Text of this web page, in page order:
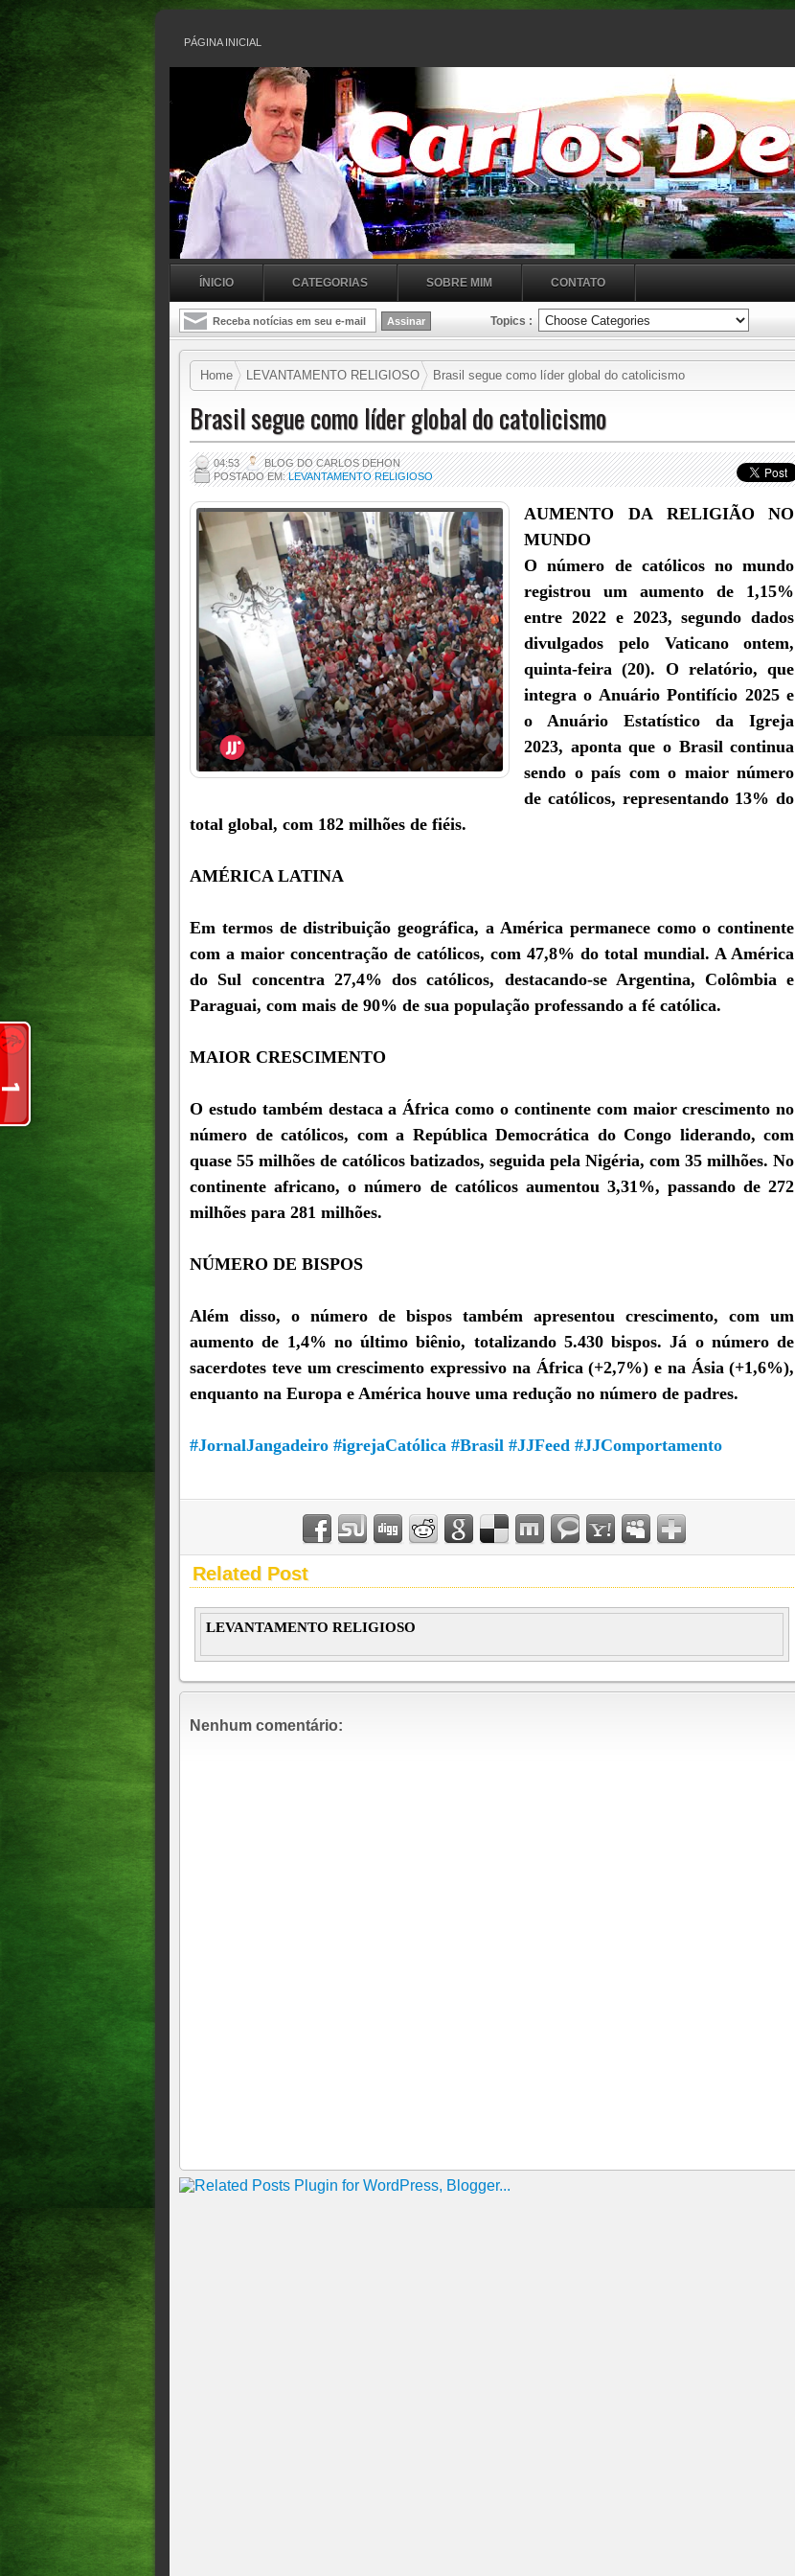
PÁGINA INICIAL
ÍNICIO CATEGORIAS SOBRE MIM CONTATO
Topics :
Home LEVANTAMENTO RELIGIOSO Brasil segue como líder global do catolicismo
Brasil segue como líder global do catolicismo
04:53
BLOG DO CARLOS DEHON
POSTADO EM:LEVANTAMENTO RELIGIOSO
AUMENTO DA RELIGIÃO NO
MUNDO
O número de católicos no mundo
registrou um aumento de 1,15%
entre 2022 e 2023, segundo dados
divulgados pelo Vaticano ontem,
quinta-feira (20). O relatório, que
integra o Anuário Pontifício 2025 e
o Anuário Estatístico da Igreja
2023, aponta que o Brasil continua
sendo o país com o maior número
de católicos, representando 13% do
total global, com 182 milhões de fiéis.
AMÉRICA LATINA
Em termos de distribuição geográfica, a América permanece como o continente
com a maior concentração de católicos, com 47,8% do total mundial. A América
do Sul concentra 27,4% dos católicos, destacando-se Argentina, Colômbia e
Paraguai, com mais de 90% de sua população professando a fé católica.
MAIOR CRESCIMENTO
O estudo também destaca a África como o continente com maior crescimento no
número de católicos, com a República Democrática do Congo liderando, com
quase 55 milhões de católicos batizados, seguida pela Nigéria, com 35 milhões. No
continente africano, o número de católicos aumentou 3,31%, passando de 272
milhões para 281 milhões.
NÚMERO DE BISPOS
Além disso, o número de bispos também apresentou crescimento, com um
aumento de 1,4% no último biênio, totalizando 5.430 bispos. Já o número de
sacerdotes teve um crescimento expressivo na África (+2,7%) e na Ásia (+1,6%),
enquanto na Europa e América houve uma redução no número de padres.
#JornalJangadeiro #igrejaCatólica #Brasil #JJFeed #JJComportamento
Related Post
LEVANTAMENTO RELIGIOSO
Nenhum comentário: